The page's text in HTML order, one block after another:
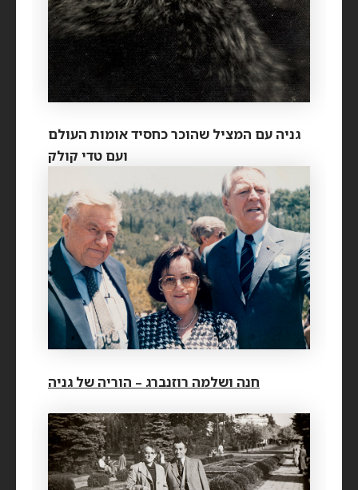
גניה עם המציל שהוכר כחסיד אומות העולם
ועם טדי קולק
חנה ושלמה רוזנברג – הוריה של גניה